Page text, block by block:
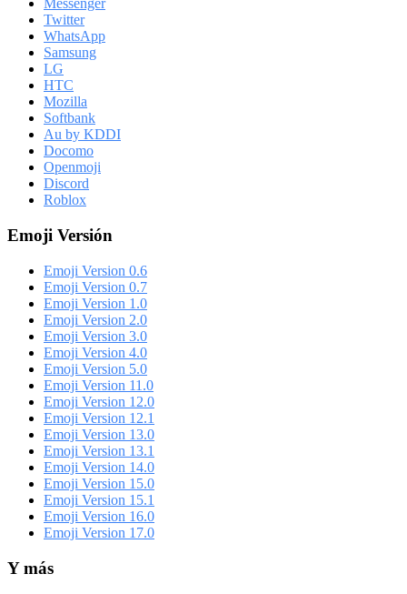
Messenger
Twitter
WhatsApp
Samsung
LG
HTC
Mozilla
Softbank
Au by KDDI
Docomo
Openmoji
Discord
Roblox
Emoji Versión
Emoji Version 0.6
Emoji Version 0.7
Emoji Version 1.0
Emoji Version 2.0
Emoji Version 3.0
Emoji Version 4.0
Emoji Version 5.0
Emoji Version 11.0
Emoji Version 12.0
Emoji Version 12.1
Emoji Version 13.0
Emoji Version 13.1
Emoji Version 14.0
Emoji Version 15.0
Emoji Version 15.1
Emoji Version 16.0
Emoji Version 17.0
Y más